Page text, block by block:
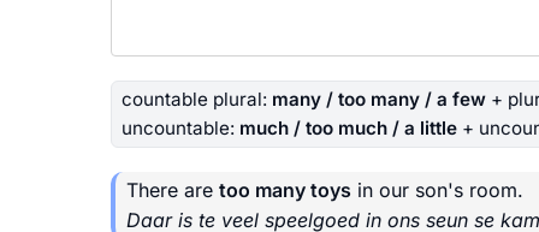
countable plural: many / too many / a few +
uncountable: much / too much / a little +
There are too many toys in our son's room.
Daar is te veel speelgoed in ons seun se